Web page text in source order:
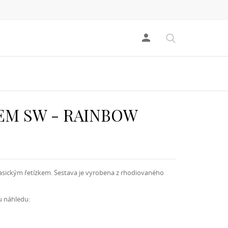
person
SW - RAINBOW
řetízkem. Sestava je vyrobena z rhodiovaného
náhledu: